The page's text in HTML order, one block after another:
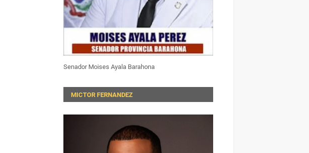
Senador Moises Ayala Barahona
MICTOR FERNANDEZ